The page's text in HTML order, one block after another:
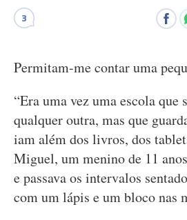
3
Permitam-me contar uma
“Era uma vez uma escola que
qualquer outra, mas que
iam além dos livros, dos
Miguel, um menino de 11
e passava os intervalos
com um lápis e um bloco nas